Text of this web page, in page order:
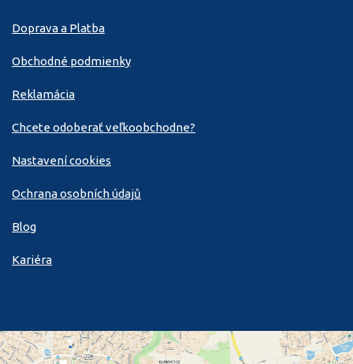
Doprava a Platba
Obchodné podmienky
Reklamácia
Chcete odoberať veľkoobchodne?
Nastavení cookies
Ochrana osobních údajů
Blog
Kariéra